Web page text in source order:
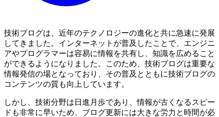
技術ブログは、近年のテクノロジーの進化と共に急速に発展
してきました。インターネットが普及したことで、エンジニ
アやプログラマーは容易に情報を共有し、知識を広めること
ができるようになりました。このため、技術ブログは重要な
情報発信の場となっており、その普及とともに技術ブログの
コンテンツの質も向上しています。
しかし、技術分野は日進月歩であり、情報が古くなるスピー
ドも非常に早いため、ブログ更新には大きな労力と時間が必